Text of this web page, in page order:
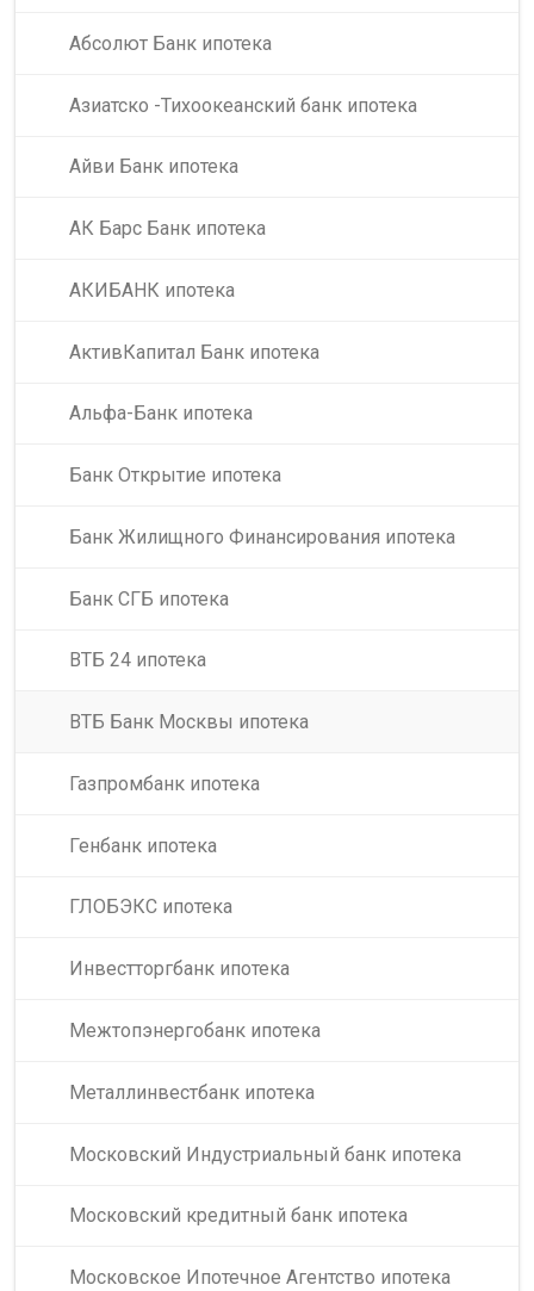
Абсолют Банк ипотека
Азиатско -Тихоокеанский банк ипотека
Айви Банк ипотека
АК Барс Банк ипотека
АКИБАНК ипотека
АктивКапитал Банк ипотека
Альфа-Банк ипотека
Банк Открытие ипотека
Банк Жилищного Финансирования ипотека
Банк СГБ ипотека
ВТБ 24 ипотека
ВТБ Банк Москвы ипотека
Газпромбанк ипотека
Генбанк ипотека
ГЛОБЭКС ипотека
Инвестторгбанк ипотека
Межтопэнергобанк ипотека
Металлинвестбанк ипотека
Московский Индустриальный банк ипотека
Московский кредитный банк ипотека
Московское Ипотечное Агентство ипотека